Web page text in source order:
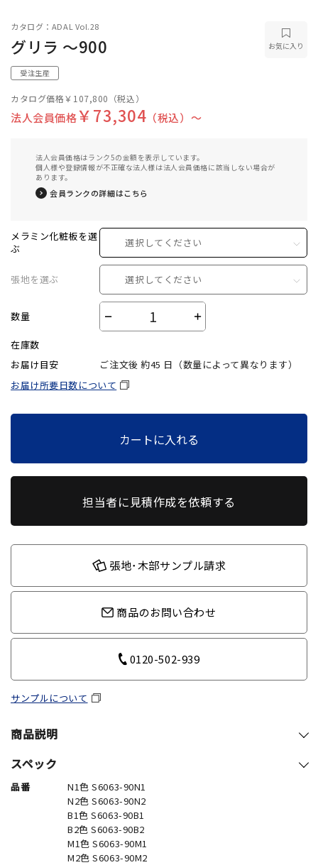
カタログ：ADAL Vol.28
グリラ ～900 お気に入り
受注生産
カタログ価格￥107,800 （税込）
法人会員価格￥73,304 （税込）〜
法人会員価格はランク5の金額を表示しています。
個人様や登録情報が不正確な法人様は法人会員価格に該当しない場合が
あります。
会員ランクの詳細はこちら
メラミン化粧板を選
ぶ
選択してください
張地を選ぶ 選択してください
数量 － ＋
在庫数
お届け目安
ご注文後 約45 日（数量によって異なります）
お届け所要日数について
カートに入れる
担当者に見積作成を依頼する
張地･木部サンプル請求
商品のお問い合わせ
0120-502-939
サンプルについて
商品説明
スペック
品番
N1色 S6063-90N1
N2色 S6063-90N2
B1色 S6063-90B1
B2色 S6063-90B2
M1色 S6063-90M1
M2色 S6063-90M2